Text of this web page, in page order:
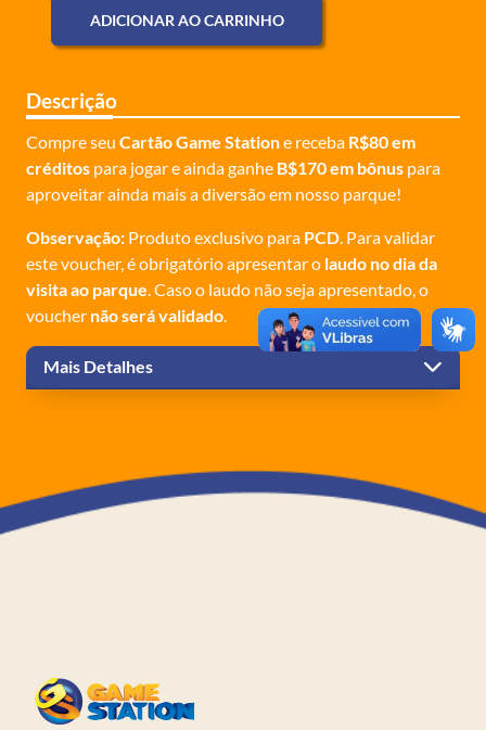
ADICIONAR AO CARRINHO
Descrição
Compre seu Cartão Game Statione receba R$80 em
créditos para jogar e ainda ganhe B$170 em bônus para
aproveitar ainda mais a diversão em nosso parque!
Observação: Produto exclusivo para PCD. Para validar
este voucher, é obrigatório apresentar o laudo no dia da
visita ao parque. Caso o laudo não seja apresentado, o
voucher não será validado.
Mais Detalhes